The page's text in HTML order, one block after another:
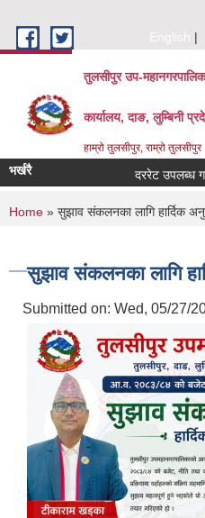
English
तुलसीपुर उप-
कार्यालय, दाङ, लुम्बिनी
हाम्रो तुलसीपुर, राम्रो तुलसीपुर
भर्खरै दररेट उपलब्ध
You are here
Home » सुझाव संकलनका लागि हार्दिक
सुझाव संकलनका लागि
Submitted on: Wed, 05/27/